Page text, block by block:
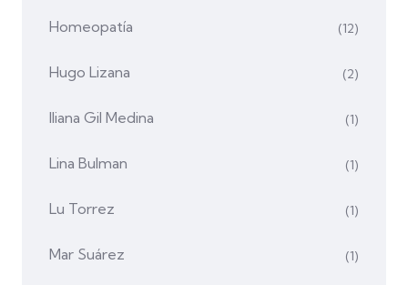
Homeopatía (12)
Hugo Lizana (2)
Iliana Gil Medina (1)
Lina Bulman (1)
Lu Torrez (1)
Mar Suárez (1)